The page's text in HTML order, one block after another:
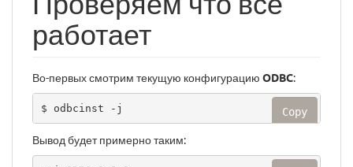
работает
Во-первых смотрим текущую конфигурацию ODBC:
$ odbcinst -j Copy
Вывод будет примерно таким: